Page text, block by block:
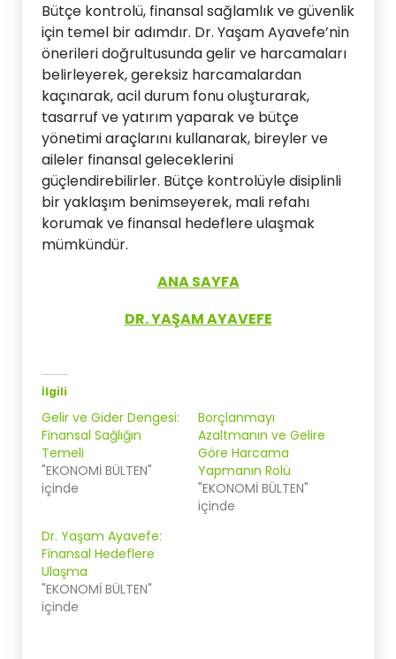
Bütçe kontrolü, finansal sağlamlık ve güvenlik
için temel bir adımdır. Dr. Yaşam Ayavefe’nin
önerileri doğrultusunda gelir ve harcamaları
belirleyerek, gereksiz harcamalardan
kaçınarak, acil durum fonu oluşturarak,
tasarruf ve yatırım yaparak ve bütçe
yönetimi araçlarını kullanarak, bireyler ve
aileler finansal geleceklerini
güçlendirebilirler. Bütçe kontrolüyle disiplinli
bir yaklaşım benimseyerek, mali refahı
korumak ve finansal hedeflere ulaşmak
mümkündür.
ANA SAYFA
DR. YAŞAM AYAVEFE
İlgili
Gelir ve Gider Dengesi:
Finansal Sağlığın
Temeli
"EKONOMİ BÜLTEN"
içinde
Borçlanmayı
Azaltmanın ve Gelire
Göre Harcama
Yapmanın Rolü
"EKONOMİ BÜLTEN"
içinde
Dr. Yaşam Ayavefe:
Finansal Hedeflere
Ulaşma
"EKONOMİ BÜLTEN"
içinde